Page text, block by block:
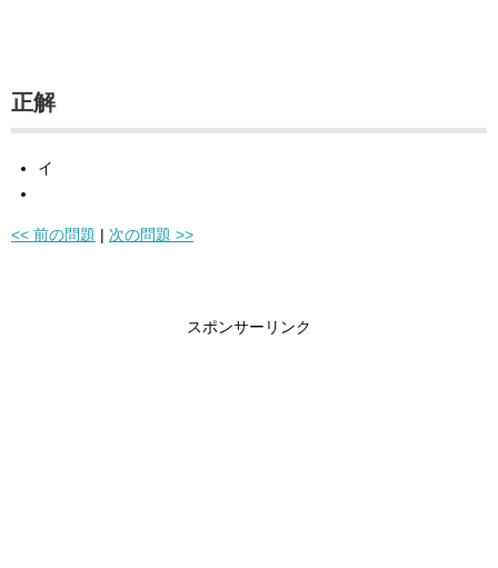
正解
イ
<< 前の問題 | 次の問題 >>
スポンサーリンク